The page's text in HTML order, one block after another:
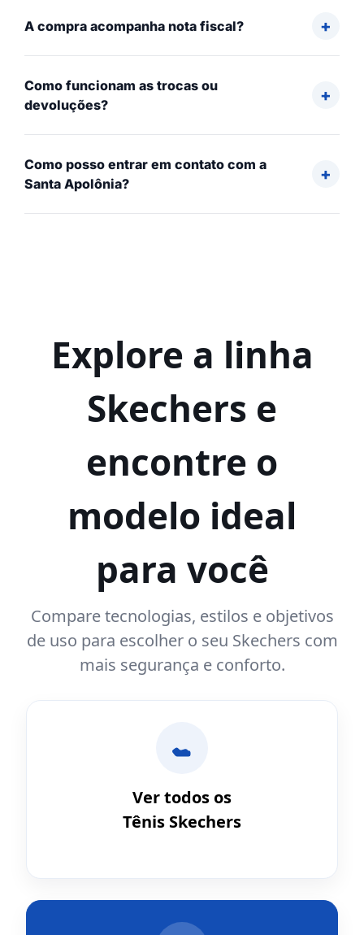
A compra acompanha nota fiscal?
Como funcionam as trocas ou
devoluções?
Como posso entrar em contato com a
Santa Apolônia?
Explore a linha
Skechers e
encontre o
modelo ideal
para você
Compare tecnologias, estilos e objetivos
de uso para escolher o seu Skechers com
mais segurança e conforto.
Ver todos os
Tênis Skechers